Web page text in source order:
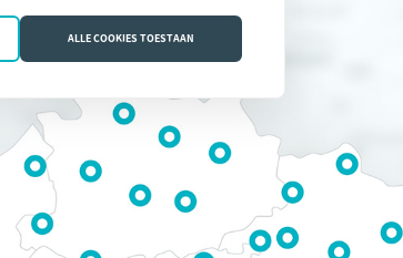
ALLE COOKIES TOESTAAN